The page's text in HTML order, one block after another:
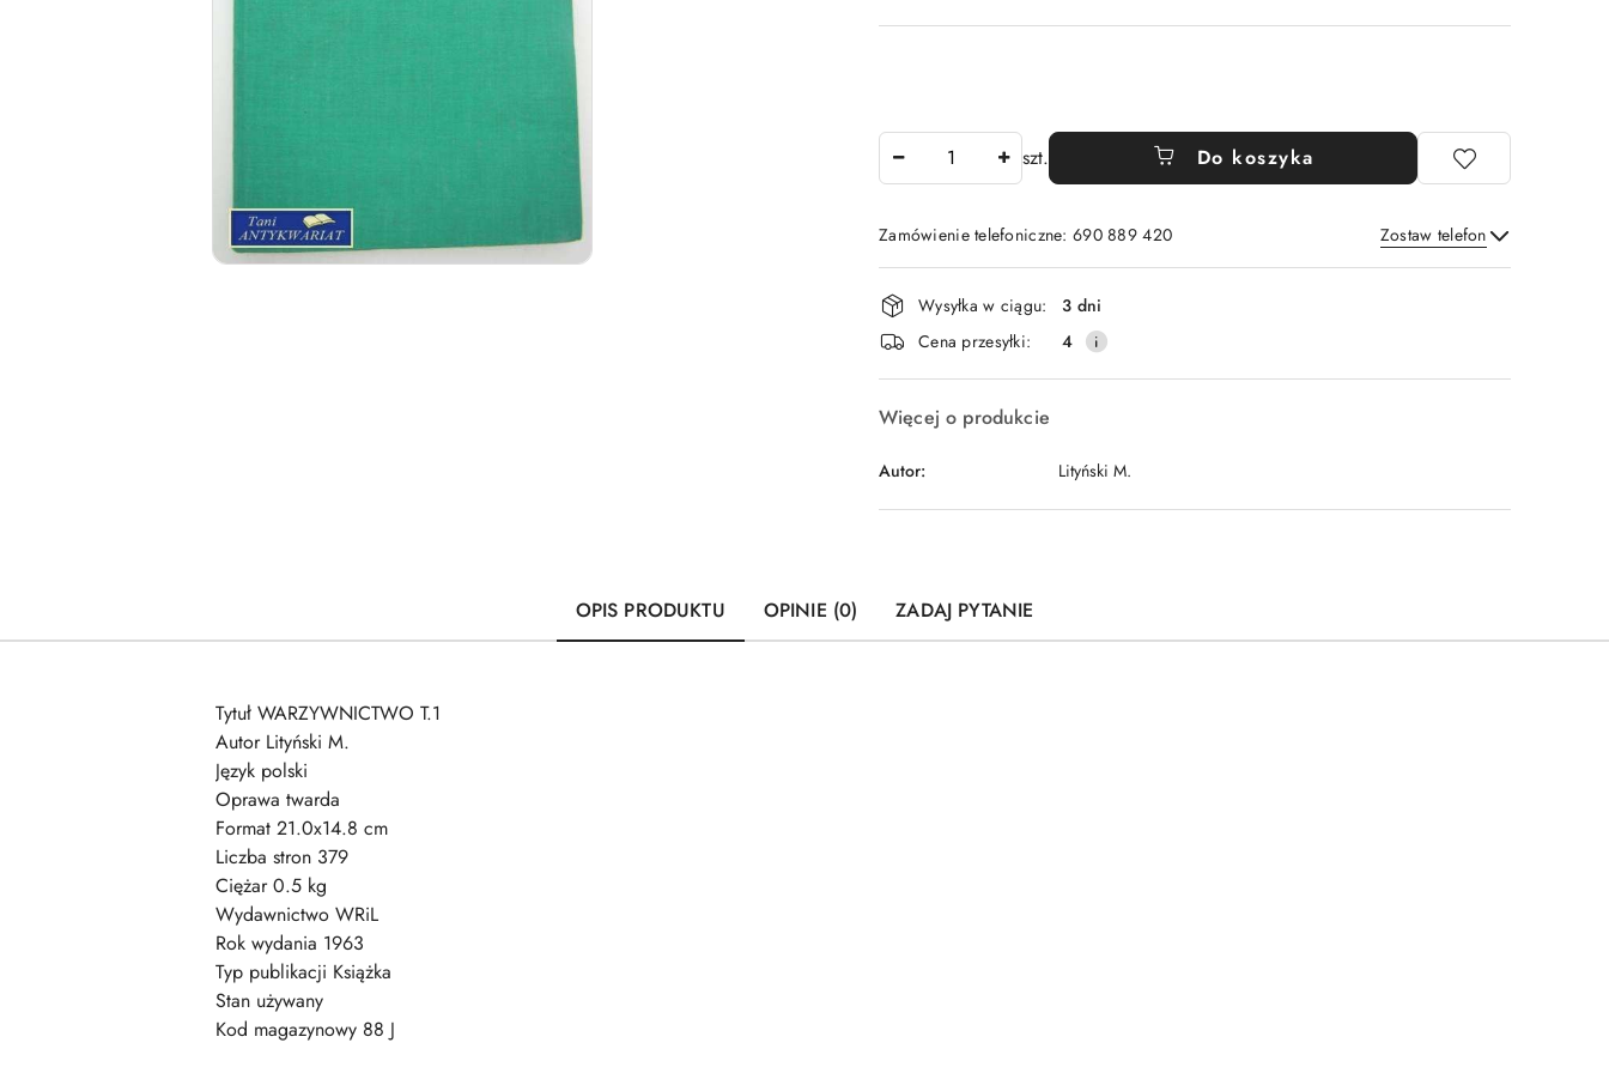
szt. Do koszyka
Zamówienie telefoniczne: 690 889 420 Zostaw telefon
Wyślij
Dostępność
i
dostawa
Wysyłka w ciągu:
3 dni
Cena przesyłki:
4
Więcej o produkcie
Autor: Lityński M.
OPIS PRODUKTU OPINIE (0) ZADAJ PYTANIE
Tytuł WARZYWNICTWO T.1
Autor Lityński M.
Język polski
Oprawa twarda
Format 21.0x14.8 cm
Liczba stron 379
Ciężar 0.5 kg
Wydawnictwo WRiL
Rok wydania 1963
Typ publikacji Książka
Stan używany
Kod magazynowy 88 J